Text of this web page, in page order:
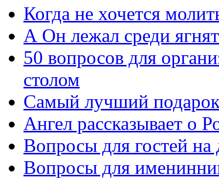
Когда не хочется
А Он лежал среди ягнят
50 вопросов для
столом
Самый лучший
Ангел рассказывает о
Вопросы для гостей
Вопросы для